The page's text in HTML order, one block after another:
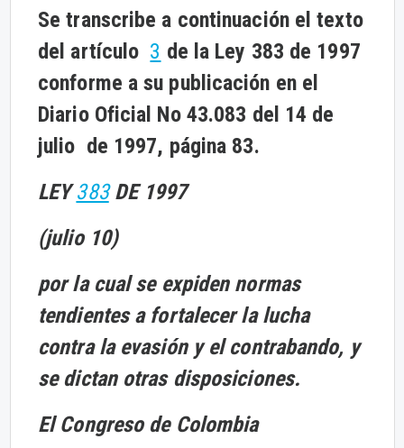
Se transcribe a continuación el texto
del artículo 3 de la Ley 383 de 1997
conforme a su publicación en el
Diario Oficial No 43.083 del 14 de
julio de 1997, página 83.
LEY383DE 1997
(julio 10)
por la cual se expiden normas
tendientes a fortalecer la lucha
contra la evasión y el contrabando, y
se dictan otras disposiciones.
El Congreso de Colombia